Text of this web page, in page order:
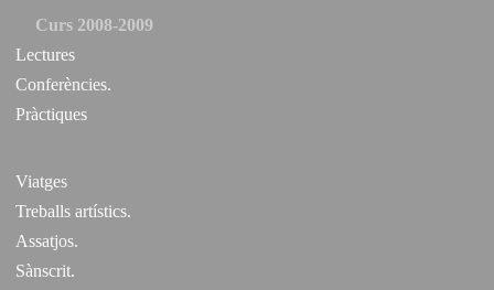
Curs 2008-2009
Lectures
Conferències.
Pràctiques
Viatges
Treballs artístics.
Assatjos.
Sànscrit.